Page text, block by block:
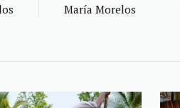
María Morelos